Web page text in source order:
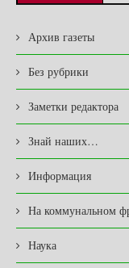
Архив газеты
Без рубрики
Заметки редактора
Знай наших…
Информация
На коммунальном
Наука